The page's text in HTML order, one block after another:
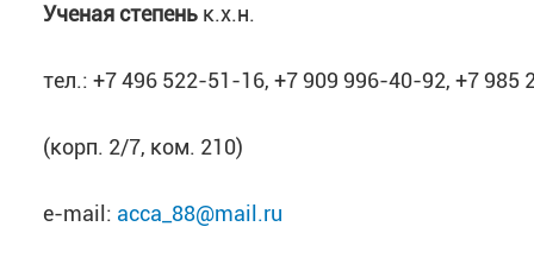
Ученая степень к.х.н.
тел.: +7 496 522-51-16, +7 909 996-40-92, +7 985
(корп. 2/7, ком. 210)
e-mail: acca_88@mail.ru